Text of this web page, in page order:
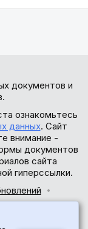
документов и
ознакомьтесь
данных. Сайт
внимание -
документов
сайта
гиперссылки.